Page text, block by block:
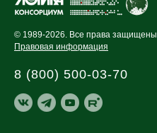
© 1989-2026. Все права защищены
Правовая информация
8 (800) 500-03-70